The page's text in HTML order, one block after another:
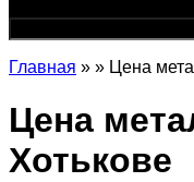
Главная » » Цена
Цена
Хотькове